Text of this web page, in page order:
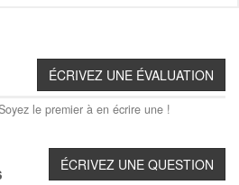
le premier à en écrire une !